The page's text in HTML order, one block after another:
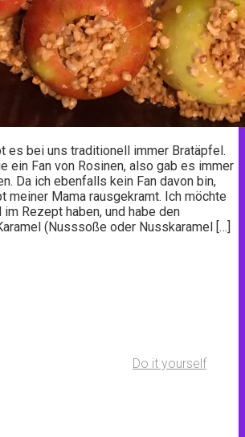
es bei uns traditionell immer Bratäpfel.
ein Fan von Rosinen, also gab es immer
Da ich ebenfalls kein Fan davon bin,
meiner Mama rausgekramt. Ich möchte
Rezept haben, und habe den
(Nusssoße oder Nusskaramel […]
Do it yourself